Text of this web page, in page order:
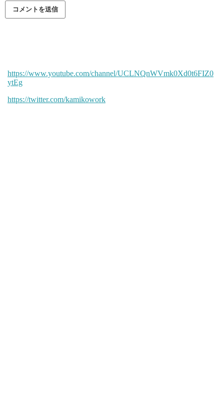
https://www.youtube.com/channel/UCLNQnWVmk0Xd0t6FIZ0
ytEg
https://twitter.com/kamikowork